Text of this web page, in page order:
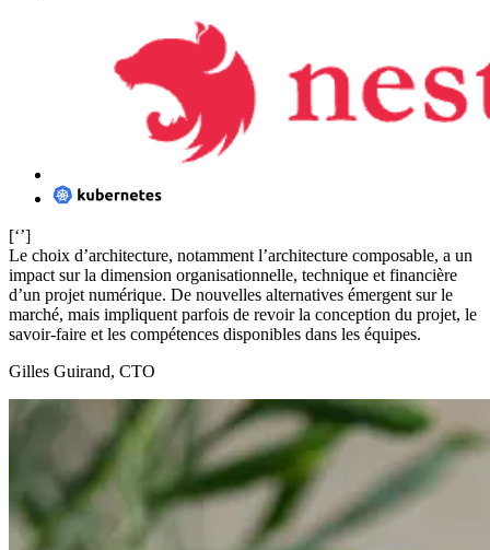
[‘’]
Le choix d’architecture, notamment l’architecture composable, a un
impact sur la dimension organisationnelle, technique et financière
d’un projet numérique. De nouvelles alternatives émergent sur le
marché, mais impliquent parfois de revoir la conception du projet, le
savoir-faire et les compétences disponibles dans les équipes.
Gilles Guirand, CTO